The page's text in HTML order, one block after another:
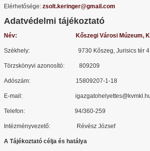
Elérhetősége: zsolt.keringer@gmail.com
Adatvédelmi tájékoztató
Név: Kőszegi Városi Múzeum,
Székhely: 9730 Kőszeg, Jurisics tér
Törzskönyvi azonosító: 809209
Adószám: 15809207-1-18
E-mail:
Telefon: 94/360-259
Intézményvezető: Révész József
A Tájékoztató célja és hatálya